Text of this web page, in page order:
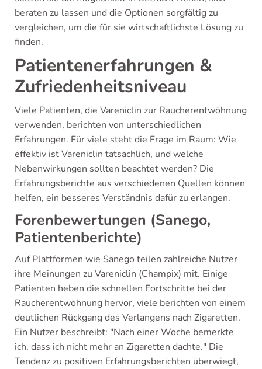
beraten zu lassen und die Optionen sorgfältig zu
vergleichen, um die für sie wirtschaftlichste Lösung zu
finden.
Patientenerfahrungen &
Zufriedenheitsniveau
Viele Patienten, die Vareniclin zur Raucherentwöhnung
verwenden, berichten von unterschiedlichen
Erfahrungen. Für viele steht die Frage im Raum: Wie
effektiv ist Vareniclin tatsächlich, und welche
Nebenwirkungen sollten beachtet werden? Die
Erfahrungsberichte aus verschiedenen Quellen können
helfen, ein besseres Verständnis dafür zu erlangen.
Forenbewertungen (Sanego,
Patientenberichte)
Auf Plattformen wie Sanego teilen zahlreiche Nutzer
ihre Meinungen zu Vareniclin (Champix) mit. Einige
Patienten heben die schnellen Fortschritte bei der
Raucherentwöhnung hervor, viele berichten von einem
deutlichen Rückgang des Verlangens nach Zigaretten.
Ein Nutzer beschreibt: "Nach einer Woche bemerkte
ich, dass ich nicht mehr an Zigaretten dachte." Die
Tendenz zu positiven Erfahrungsberichten überwiegt,